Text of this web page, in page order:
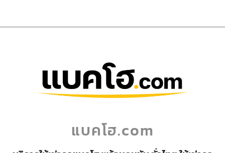
แบคโฮ.com